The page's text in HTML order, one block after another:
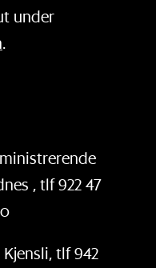
under
.
, tlf 922 47
tlf 942